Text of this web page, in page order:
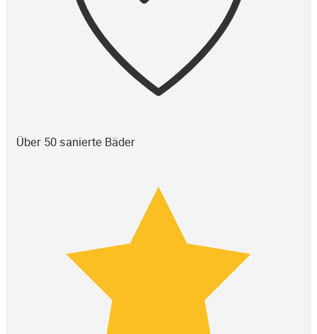
Über 50 sanierte Bäder